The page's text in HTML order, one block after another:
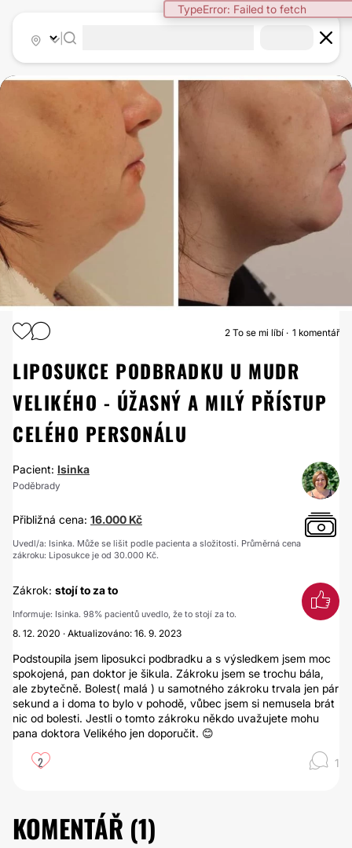
TypeError: Failed to fetch
LIPOSUKCE
2 To se mi líbí 1 komentář
LIPOSUKCE PODBRADKU U MUDR
VELIKÉHO - ÚŽASNÝ A MILÝ PŘÍSTUP
CELÉHO PERSONÁLU
Pacient: Isinka
Poděbrady
Přibližná cena: 16.000 Kč
Uvedl/a: Isinka. Může se lišit podle pacienta a složitosti. Průměrná cena
zákroku: Liposukce je od 30.000 Kč.
Zákrok: stojí to za to
Informuje: Isinka. 98% pacientů uvedlo, že to stojí za to.
8. 12. 2020 · Aktualizováno: 16. 9. 2023
Podstoupila jsem liposukci podbradku a s výsledkem jsem moc
spokojená, pan doktor je šikula. Zákroku jsem se trochu bála,
ale zbytečně. Bolest( malá ) u samotného zákroku trvala jen pár
sekund a i doma to bylo v pohodě, vůbec jsem si nemusela brát
nic od bolesti. Jestli o tomto zákroku někdo uvažujete mohu
pana doktora Velikého jen doporučit. 😊
2 1
KOMENTÁŘ (1)